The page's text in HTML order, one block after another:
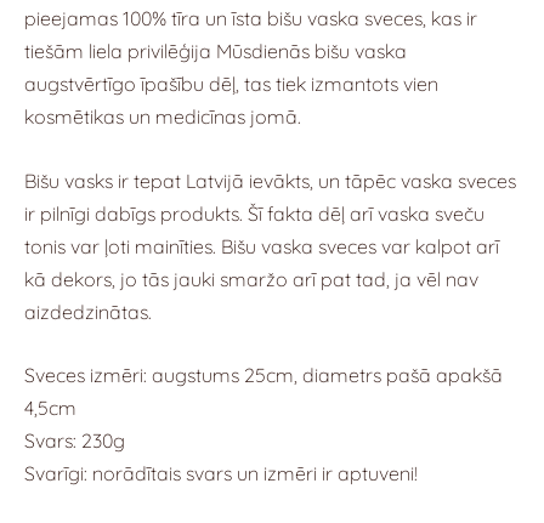
pieejamas 100% tīra un īsta bišu vaska sveces, kas ir
tiešām liela privilēģija Mūsdienās bišu vaska
augstvērtīgo īpašību dēļ, tas tiek izmantots vien
kosmētikas un medicīnas jomā.
Bišu vasks ir tepat Latvijā ievākts, un tāpēc vaska sveces
ir pilnīgi dabīgs produkts. Šī fakta dēļ arī vaska sveču
tonis var ļoti mainīties. Bišu vaska sveces var kalpot arī
kā dekors, jo tās jauki smaržo arī pat tad, ja vēl nav
aizdedzinātas.
Sveces izmēri: augstums 25cm, diametrs pašā apakšā
4,5cm
Svars: 230g
Svarīgi: norādītais svars un izmēri ir aptuveni!